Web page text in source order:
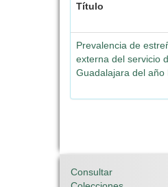
Título
Prevalencia de
externa del servicio
Guadalajara del
Consultar